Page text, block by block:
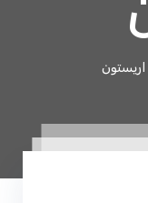
اريستون